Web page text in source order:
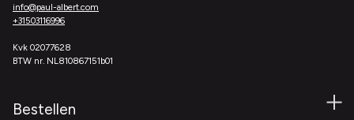
info@paul-albert.com
+31503116996
Kvk 02077628
BTW nr. NL810867151b01
Bestellen